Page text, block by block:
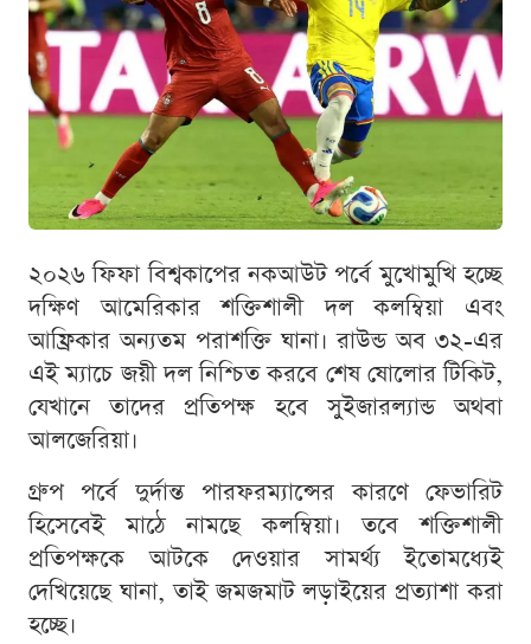
২০২৬ ফিফা বিশ্বকাপের নকআউট পর্বে মুখোমুখি হচ্ছে
দক্ষিণ আমেরিকার শক্তিশালী দল কলম্বিয়া এবং
আফ্রিকার অন্যতম পরাশক্তি ঘানা। রাউন্ড অব ৩২-এর
এই ম্যাচে জয়ী দল নিশ্চিত করবে শেষ ষোলোর টিকিট,
যেখানে তাদের প্রতিপক্ষ হবে সুইজারল্যান্ড অথবা
আলজেরিয়া।
গ্রুপ পর্বে দুর্দান্ত পারফরম্যান্সের কারণে ফেভারিট
হিসেবেই মাঠে নামছে কলম্বিয়া। তবে শক্তিশালী
প্রতিপক্ষকে আটকে দেওয়ার সামর্থ্য ইতোমধ্যেই
দেখিয়েছে ঘানা, তাই জমজমাট লড়াইয়ের প্রত্যাশা করা
হচ্ছে।